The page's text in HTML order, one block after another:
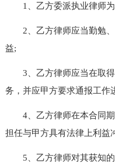
1、乙方委派执业律师为
2、乙方律师应当勤勉、
益;
3、乙方律师应当在取得
务，并应甲方要求通报工作
4、乙方律师在本合同期
担任与甲方具有法律上利益
5、乙方律师对其获知的